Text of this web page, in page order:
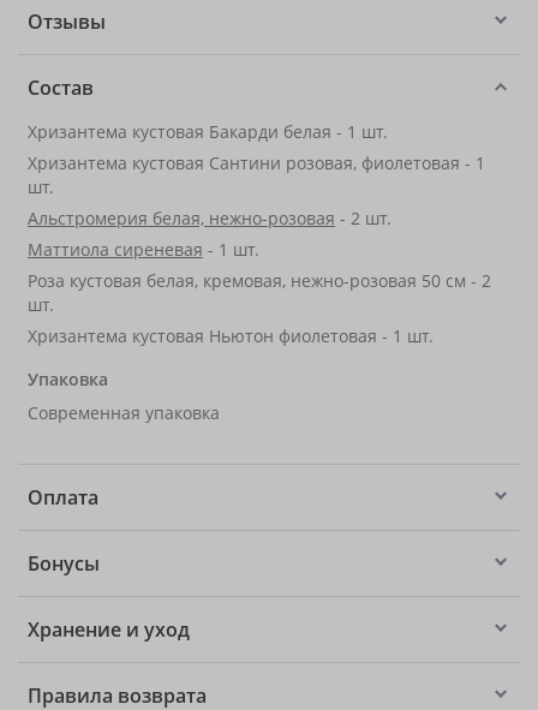
Отзывы
Состав
Хризантема кустовая Бакарди белая - 1 шт.
Хризантема кустовая Сантини розовая, фиолетовая - 1
шт.
Альстромерия белая, нежно-розовая - 2 шт.
Маттиола сиреневая - 1 шт.
Роза кустовая белая, кремовая, нежно-розовая 50 см - 2
шт.
Хризантема кустовая Ньютон фиолетовая - 1 шт.
Упаковка
Современная упаковка
Оплата
Бонусы
Хранение и уход
Правила возврата